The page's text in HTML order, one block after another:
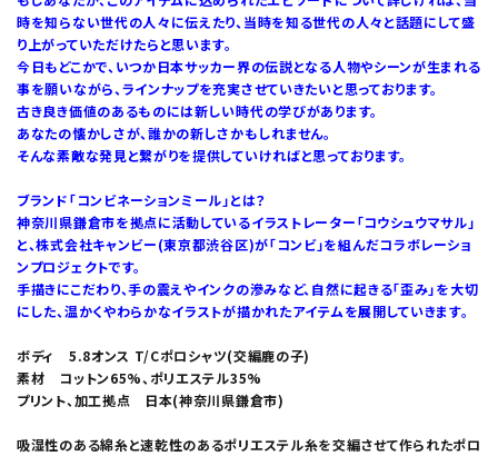
時を知らない世代の人々に伝えたり、当時を知る世代の人々と話題にして盛
り上がっていただけたらと思います。
今日もどこかで、いつか日本サッカー界の伝説となる人物やシーンが生まれる
事を願いながら、ラインナップを充実させていきたいと思っております。
古き良き価値のあるものには新しい時代の学びがあります。
あなたの懐かしさが、誰かの新しさかもしれません。
そんな素敵な発見と繋がりを提供していければと思っております。
ブランド「コンビネーションミール」とは？
神奈川県鎌倉市を拠点に活動しているイラストレーター「コウシュウマサル」
と、株式会社キャンビー(東京都渋谷区)が「コンビ」を組んだコラボレーショ
ンプロジェクトです。
手描きにこだわり、手の震えやインクの滲みなど、自然に起きる「歪み」を大切
にした、温かくやわらかなイラストが描かれたアイテムを展開していきます。
ボディ 5.8オンス T/Cポロシャツ(交編鹿の子)
素材 コットン65%、ポリエステル35%
プリント、加工拠点 日本(神奈川県鎌倉市)
吸湿性のある綿糸と速乾性のあるポリエステル糸を交編させて作られたポロ